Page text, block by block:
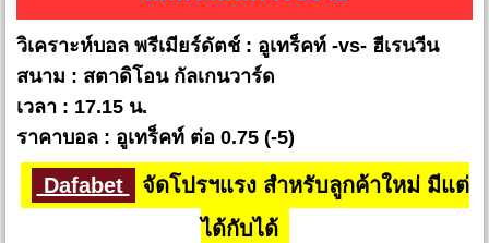
วิเคราะห์บอล พรีเมียร์ดัตช์ : อูเทร็คท์ -vs- ฮีเรนวีน
สนาม : สตาดิโอน กัลเกนวาร์ด
เวลา : 17.15 น.
ราคาบอล : อูเทร็คท์ ต่อ 0.75 (-5)
Dafabet
จัดโปรฯแรง สำหรับลูกค้าใหม่ มีแต่
ได้กับได้